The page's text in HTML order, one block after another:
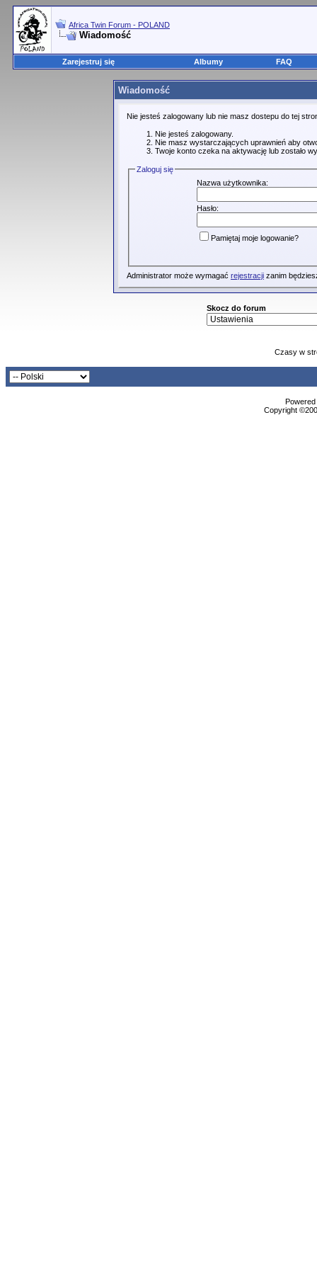
Africa Twin Forum - POLAND
Wiadomość
Zarejestruj się Albumy FAQ
Wiadomość
Nie jesteś zalogowany lub nie masz dostepu do tej
Nie jesteś zalogowany.
Nie masz wystarczających uprawnień aby
Twoje konto czeka na aktywację lub zostało
Zaloguj się
Nazwa użytkownika:
Hasło:
Pamiętaj moje logowanie?
Administrator może wymagać rejestracji zanim
Skocz do forum
Czasy w
Copyright